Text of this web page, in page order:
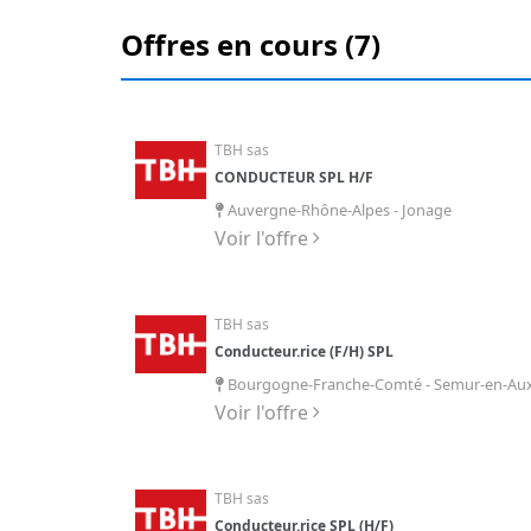
Offres en cours (7)
TBH sas
CONDUCTEUR SPL H/F
Auvergne-Rhône-Alpes - Jonage
Voir l'offre
TBH sas
Conducteur.rice (F/H) SPL
Bourgogne-Franche-Comté - Semur-en-
Voir l'offre
TBH sas
Conducteur.rice SPL (H/F)